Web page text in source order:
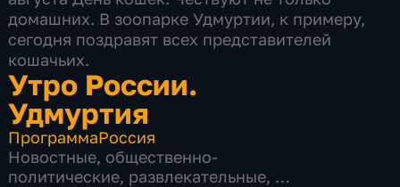
домашних. В зоопарке Удмуртии, к примеру,
сегодня поздравят всех представителей
кошачьих.
Утро России.
Удмуртия
ПрограммаРоссия
Новостные, общественно-
политические, развлекательные,